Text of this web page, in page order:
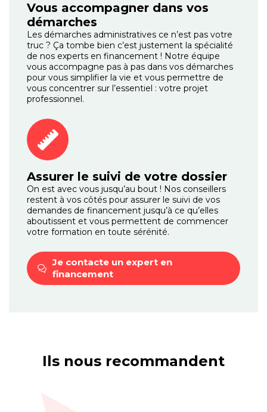
Vous accompagner dans vos
démarches
Les démarches administratives ce n’est pas votre
truc ? Ça tombe bien c’est justement la spécialité
de nos experts en financement ! Notre équipe
vous accompagne pas à pas dans vos démarches
pour vous simplifier la vie et vous permettre de
vous concentrer sur l’essentiel : votre projet
professionnel.
Assurer le suivi de votre dossier
On est avec vous jusqu’au bout ! Nos conseillers
restent à vos côtés pour assurer le suivi de vos
demandes de financement jusqu’à ce qu’elles
aboutissent et vous permettent de commencer
votre formation en toute sérénité.
Je contacte un expert en
financement
Ils nous recommandent